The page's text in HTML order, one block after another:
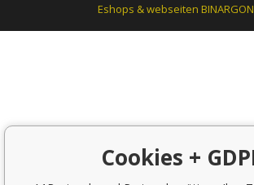
Eshops & webseiten
Cookies +